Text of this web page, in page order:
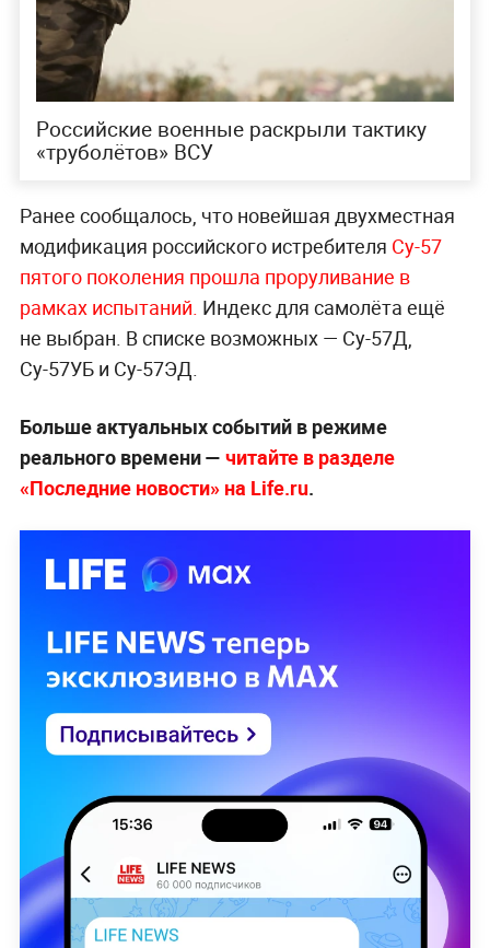
Российские военные раскрыли тактику
«труболётов» ВСУ
Ранее сообщалось, что новейшая двухместная
модификация российского истребителя Су-57
пятого поколения прошла проруливание в
рамках испытаний. Индекс для самолёта ещё
не выбран. В списке возможных — Су-57Д,
Су-57УБ и Су-57ЭД.
Больше актуальных событий в режиме
реального времени — читайте в разделе
«Последние новости» на Life.ru.